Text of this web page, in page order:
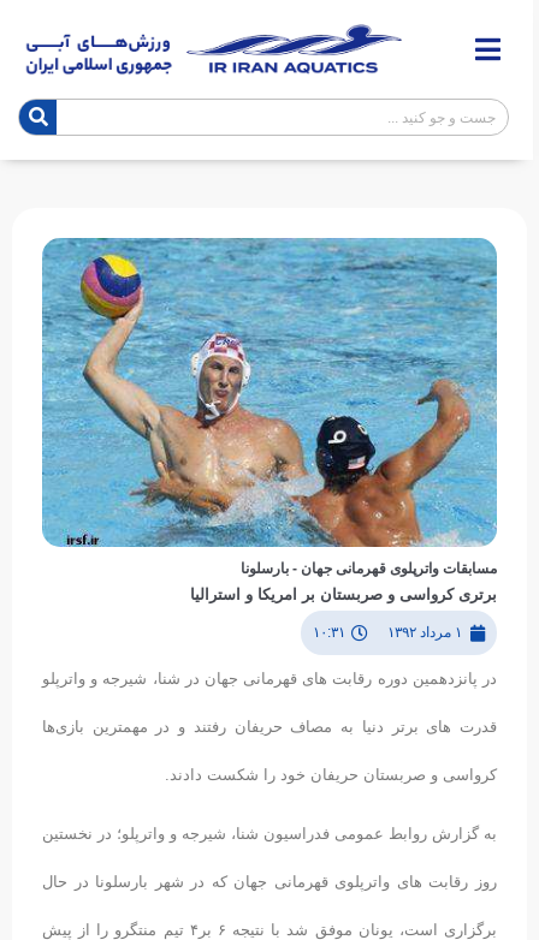
مسابقات واترپلوی قهرمانی جهان - بارسلونا
برتری کرواسی و صربستان بر امریکا و استرالیا
۱۰:۳۱
در پانزدهمین دوره رقابت های قهرمانی جهان در شنا، شیرجه و واترپلو
قدرت های برتر دنیا به مصاف حریفان رفتند و در مهمترین بازی‌ها
کرواسی و صربستان حریفان خود را شکست دادند.
به گزارش روابط عمومی فدراسیون شنا، شیرجه و واترپلو؛ در نخستین
روز رقابت های واترپلوی قهرمانی جهان که در شهر بارسلونا در حال
برگزاری است، یونان موفق شد با نتیجه ۶ بر۴ تیم منتگرو را از پیش